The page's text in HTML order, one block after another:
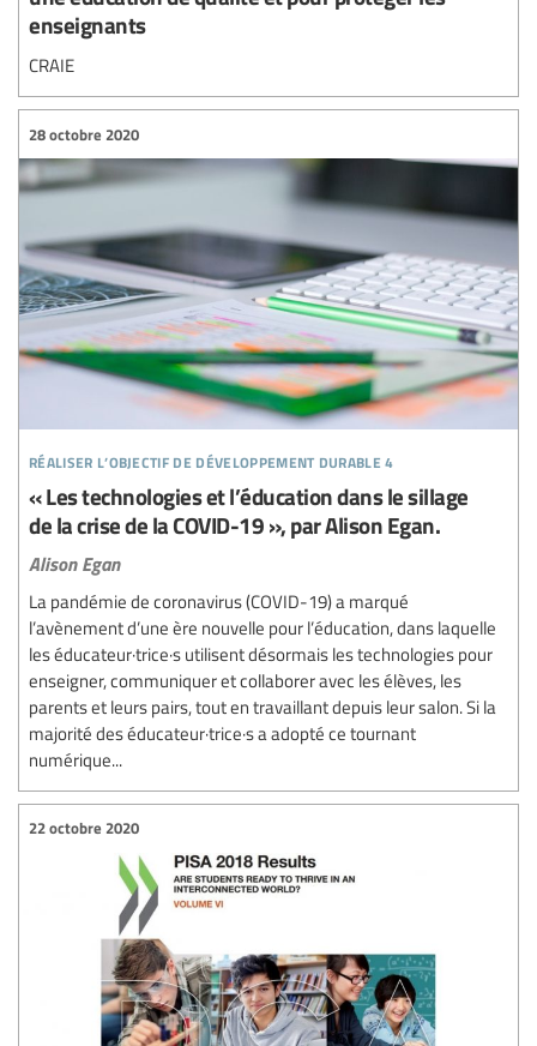
enseignants
CRAIE
réaliser l’objectif de développement durable 4
28 octobre 2020
« Les technologies et l’éducation dans le sillage
de la crise de la COVID-19 », par Alison Egan.
Alison Egan
La pandémie de coronavirus (COVID-19) a marqué
l’avènement d’une ère nouvelle pour l’éducation, dans laquelle
les éducateur·trice·s utilisent désormais les technologies pour
enseigner, communiquer et collaborer avec les élèves, les
parents et leurs pairs, tout en travaillant depuis leur salon. Si la
majorité des éducateur·trice·s a adopté ce tournant
numérique...
22 octobre 2020